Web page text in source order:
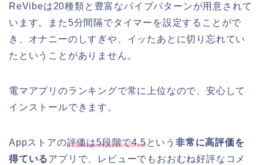
ReVibeは20種類と豊富なバイブパターンが用意されて
います。また5分間隔でタイマーを設定することがで
き、オナニーのしすぎや、イッたあとに切り忘れてい
たということがありません。
電マアプリのランキングで常に上位なので、安心して
インストールできます。
Appストアの評価は5段階で4.5という非常に高評価を
得ているアプリで、レビューでもおおむね好評なコメ